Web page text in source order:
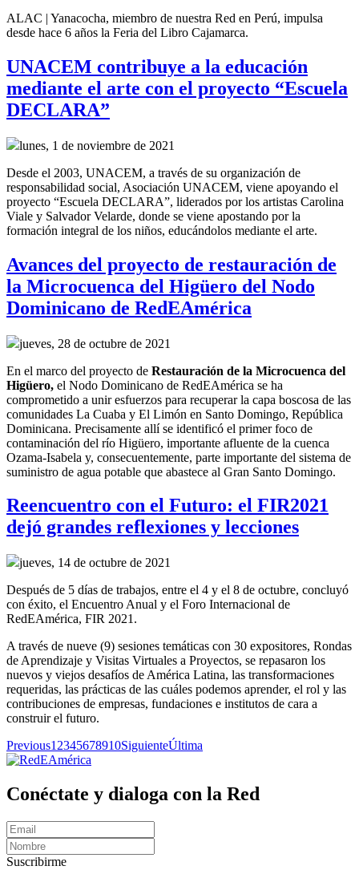
ALAC | Yanacocha, miembro de nuestra Red en Perú, impulsa
desde hace 6 años la Feria del Libro Cajamarca.
UNACEM contribuye a la educación
mediante el arte con el proyecto “Escuela
DECLARA”
lunes, 1 de noviembre de 2021
Desde el 2003, UNACEM, a través de su organización de
responsabilidad social, Asociación UNACEM, viene apoyando el
proyecto “Escuela DECLARA”, liderados por los artistas Carolina
Viale y Salvador Velarde, donde se viene apostando por la
formación integral de los niños, educándolos mediante el arte.
Avances del proyecto de restauración de
la Microcuenca del Higüero del Nodo
Dominicano de RedEAmérica
jueves, 28 de octubre de 2021
En el marco del proyecto de Restauración de la Microcuenca del
Higüero, el Nodo Dominicano de RedEAmérica se ha
comprometido a unir esfuerzos para recuperarla capa boscosa de las
comunidades La Cuaba y El Limón en Santo Domingo, República
Dominicana. Precisamente allíse identificó el primer foco de
contaminación del río Higüero, importante afluente de la cuenca
Ozama-Isabela y, consecuentemente, parte importante del sistema de
suministro de agua potable que abastece al Gran Santo Domingo.
Reencuentro con el Futuro: el FIR2021
dejó grandes reflexiones y lecciones
jueves, 14 de octubre de 2021
Después de 5 días de trabajos, entre el 4 y el 8 de octubre, concluyó
con éxito, el Encuentro Anual y el Foro Internacional de
RedEAmérica, FIR 2021.
A través de nueve (9) sesiones temáticas con 30 expositores, Rondas
de Aprendizaje y Visitas Virtuales a Proyectos, se repasaron los
nuevos y viejos desafíos de América Latina, las transformaciones
requeridas, las prácticas de las cuáles podemos aprender, el rol y las
contribuciones de empresas, fundaciones e institutos de cara a
construir el futuro.
Previous1 2345678910SiguienteÚltima
Conéctate y dialoga con la Red
Suscribirme